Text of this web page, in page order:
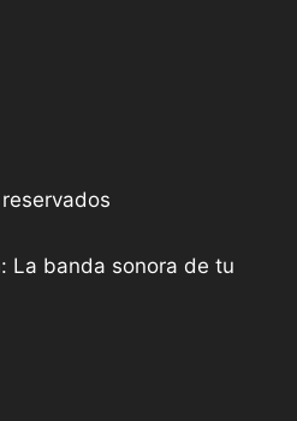
La banda sonora de tu